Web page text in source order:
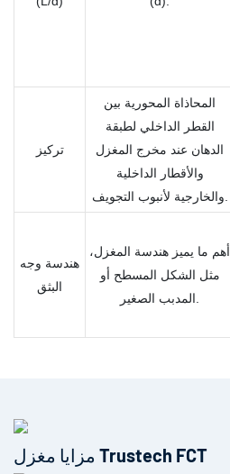
تركيز
المحاذاة المحورية بين
القطر الداخلي لطبقة
الدهان عند مخرج المغزل
والأقطار الداخلية
هندسة وجه
البثق
أهم ما يميز هندسة المغزل،
مثل الشكل المسطح أو
مزايا مغزل Trustech FCT